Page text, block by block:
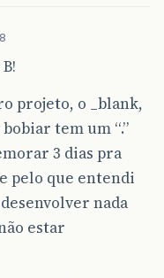
projeto, o _blank,
tem um “.”
3 dias pra
pelo que entendi
nada
estar